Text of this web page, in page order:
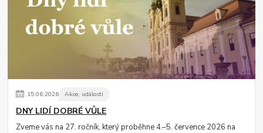
15.06.2026 Akce, události
DNY LIDÍ DOBRÉ VŮLE
Zveme vás na 27. ročník, který proběhne 4.–5. července 2026 na